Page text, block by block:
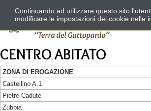
CENTRO ABITATO
ZONA DI EROGAZIONE
Castellino A.1
Pietre Cadute
Zubbia
Continuando ad utilizzare questo sito
modificare le impostazioni dei cookie nelle